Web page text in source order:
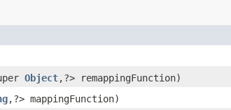
Object,?> remappingFunction)
,?> mappingFunction)